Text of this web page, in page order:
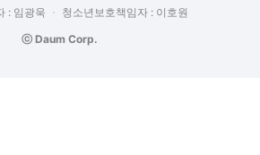
: 임광욱
청소년보호책임자 : 이호원
ⓒ Daum Corp.